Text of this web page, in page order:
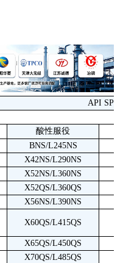
API
酸性服役
BNS/L245NS
X42NS/L290NS
X52NS/L360NS
X52QS/L360QS
X56NS/L390NS
X60QS/L415QS
X65QS/L450QS
X70QS/L485QS